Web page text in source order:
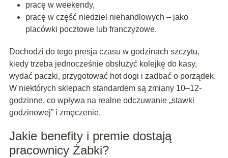
pracę w weekendy,
pracę w część niedziel niehandlowych – jako
placówki pocztowe lub franczyzowe.
Dochodzi do tego presja czasu w godzinach szczytu,
kiedy trzeba jednocześnie obsłużyć kolejkę do kasy,
wydać paczki, przygotować hot dogi i zadbać o porządek.
W niektórych sklepach standardem są zmiany 10–12-
godzinne, co wpływa na realne odczuwanie „stawki
godzinowej” i zmęczenie.
Jakie benefity i premie dostają
pracownicy Żabki?